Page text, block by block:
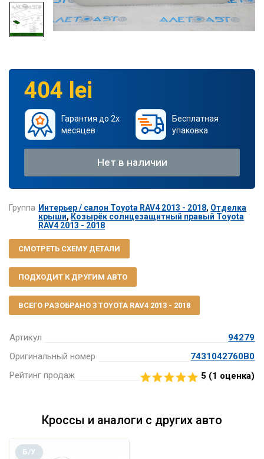
Артикул
94279
Оригинальный номер
7431042760B0
Рейтинг продаж
5 (1 оценка)
404 lei
Гарантия до 2х
месяцев
Бесплатная
упаковка
Нет в наличии
Группа Интерьер / салон Toyota RAV4 2013 - 2018, Отделка
крыши, Козырёк солнцезащитный правый Toyota
RAV4 2013 - 2018
СМОТРЕТЬ СХЕМУ ДЕТАЛИ
ПОДХОДИТ К ДРУГИМ АВТО
ВСЕГО РАЗОБРАНО 3 TOYOTA RAV4 2013 - 2018
Кроссы и аналоги с других авто
Б/У